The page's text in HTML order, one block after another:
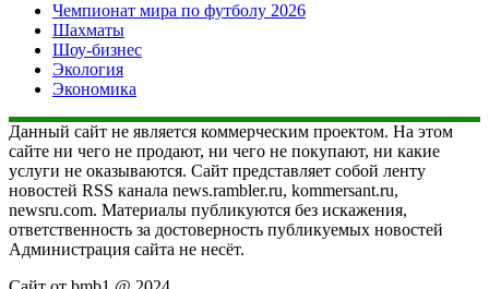
Чемпионат мира по футболу 2026
Шахматы
Шоу-бизнес
Экология
Экономика
Данный сайт не является коммерческим проектом. На этом
сайте ни чего не продают, ни чего не покупают, ни какие
услуги не оказываются. Сайт представляет собой ленту
новостей RSS канала news.rambler.ru, kommersant.ru,
newsru.com. Материалы публикуются без искажения,
ответственность за достоверность публикуемых новостей
Администрация сайта не несёт.